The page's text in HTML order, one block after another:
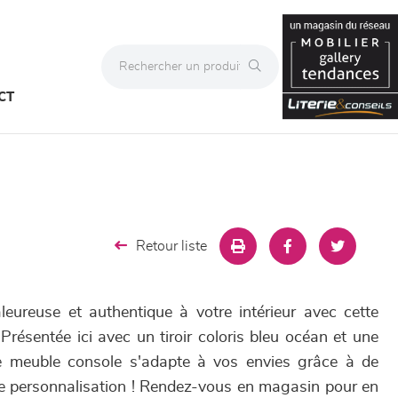
Retour liste
et authentique à votre intérieur avec cette
ici avec un tiroir coloris bleu océan et une
meuble console s'adapte à vos envies grâce à de
personnalisation ! Rendez-vous en magasin pour en